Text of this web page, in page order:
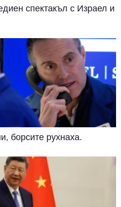
спектакъл с Израел и
борсите рухнаха.